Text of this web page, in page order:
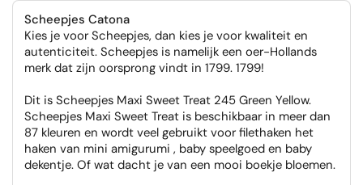
Scheepjes Catona
Kies je voor Scheepjes, dan kies je voor kwaliteit en
autenticiteit. Scheepjes is namelijk een oer-Hollands
merk dat zijn oorsprong vindt in 1799. 1799!
Dit is Scheepjes Maxi Sweet Treat 245 Green Yellow.
Scheepjes Maxi Sweet Treat is beschikbaar in meer dan
87 kleuren en wordt veel gebruikt voor filethaken het
haken van mini amigurumi , baby speelgoed en baby
dekentje. Of wat dacht je van een mooi boekje bloemen.